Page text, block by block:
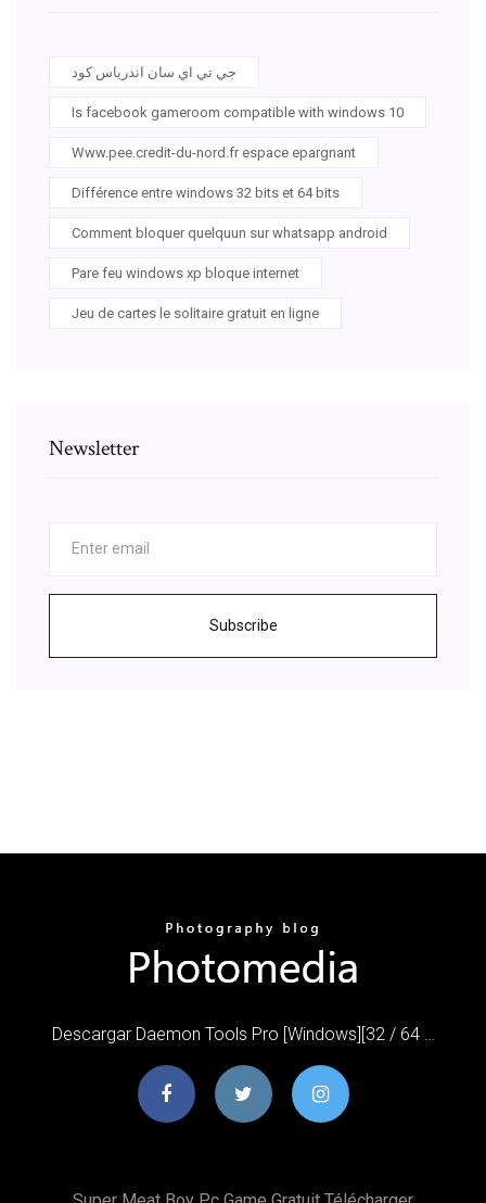
جي تي اي سان اندرياس كود
Is facebook gameroom compatible with windows 10
Www.pee.credit-du-nord.fr espace epargnant
Différence entre windows 32 bits et 64 bits
Comment bloquer quelquun sur whatsapp android
Pare feu windows xp bloque internet
Jeu de cartes le solitaire gratuit en ligne
Newsletter
Subscribe
Descargar Daemon Tools Pro [Windows][32 / 64 …